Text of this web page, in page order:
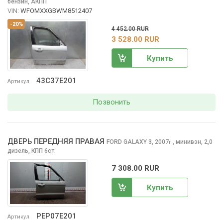
-20%
Артикул 43C37E201
VIN: WFOMXXGBWM8512407
4 452.00 RUR
3 528.00 RUR
Купить
Позвонить
Артикул PEP07E201
ДВЕРЬ ПЕРЕДНЯЯ ПРАВАЯ FORD GALAXY 3, 2007г., минивэн, 2,0
дизель, КПП 6ст.
7 308.00 RUR
Купить